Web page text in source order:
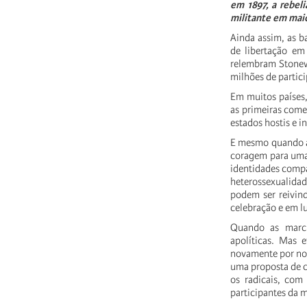
em 1897, a
militante em
Ainda assim, as
de libertação
relembram
milhões de
Em muitos
as primeiras
estados hostis e
E mesmo
coragem para
identidades
podem ser
celebração e em
Quando as
apolíticas. Mas
novamente por
uma proposta de
os radicais, com
participantes da